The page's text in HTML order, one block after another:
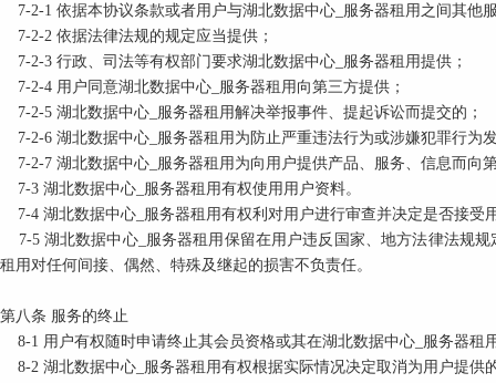
7-2-1 依据本协议条款或者用户与湖北数据中心_服务器租用之间其他
7-2-2 依据法律法规的规定应当提供；
7-2-3 行政、司法等有权部门要求湖北数据中心_服务器租用提供；
7-2-4 用户同意湖北数据中心_服务器租用向第三方提供；
7-2-5 湖北数据中心_服务器租用解决举报事件、提起诉讼而提交的；
7-2-6 湖北数据中心_服务器租用为防止严重违法行为或涉嫌犯罪行为
7-2-7 湖北数据中心_服务器租用为向用户提供产品、服务、信息而向
7-3 湖北数据中心_服务器租用有权使用用户资料。
7-4 湖北数据中心_服务器租用有权利对用户进行审查并决定是否接
7-5 湖北数据中心_服务器租用保留在用户违反国家、地方法律法规
租用对任何间接、偶然、特殊及继起的损害不负责任。
第八条 服务的终止
8-1 用户有权随时申请终止其会员资格或其在湖北数据中心_服务器
8-2 湖北数据中心_服务器租用有权根据实际情况决定取消为用户提